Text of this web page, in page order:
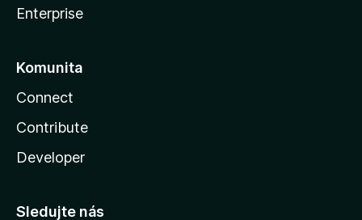
Enterprise
Komunita
Connect
Contribute
Developer
Sledujte nás